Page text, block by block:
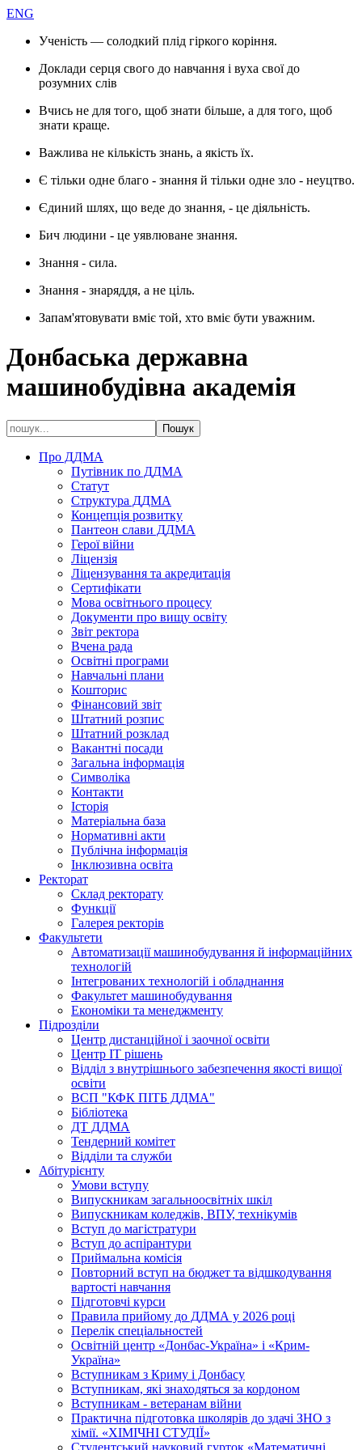
ENG
Ученість — солодкий плід гіркого коріння.
Доклади серця свого до навчання і вуха свої до
розумних слів
Вчись не для того, щоб знати більше, а для того, щоб
знати краще.
Важлива не кількість знань, а якість їх.
Є тільки одне благо - знання й тільки одне зло - неуцтво.
Єдиний шлях, що веде до знання, - це діяльність.
Бич людини - це уявлюване знання.
Знання - сила.
Знання - знаряддя, а не ціль.
Запам'ятовувати вміє той, хто вміє бути уважним.
Донбаська державна
машинобудівна академія
Про ДДМА
Путівник по ДДМА
Статут
Структура ДДМА
Концепція розвитку
Пантеон слави ДДМА
Герої війни
Ліцензія
Ліцензування та акредитація
Сертифікати
Мова освітнього процесу
Документи про вищу освіту
Звіт ректора
Вчена рада
Освітні програми
Навчальні плани
Кошторис
Фінансовий звіт
Штатний розпис
Штатний розклад
Вакантні посади
Загальна інформація
Символіка
Контакти
Історія
Матеріальна база
Нормативні акти
Публічна інформація
Інклюзивна освіта
Ректорат
Склад ректорату
Функції
Галерея ректорів
Факультети
Автоматизації машинобудування й інформаційних
технологій
Інтегрованих технологій і обладнання
Факультет машинобудування
Економіки та менеджменту
Підрозділи
Центр дистанційної і заочної освіти
Центр ІТ рішень
Відділ з внутрішнього забезпечення якості вищої
освіти
ВСП "КФК ПІТБ ДДМА"
Бібліотека
ДТ ДДМА
Тендерний комітет
Відділи та служби
Абітурієнту
Умови вступу
Випускникам загальноосвітніх шкіл
Випускникам коледжів, ВПУ, технікумів
Вступ до магістратури
Вступ до аспірантури
Приймальна комісія
Повторний вступ на бюджет та відшкодування
вартості навчання
Підготовчі курси
Правила прийому до ДДМА у 2026 році
Перелік спеціальностей
Освітній центр «Донбас-Україна» і «Крим-
Україна»
Вступникам з Криму і Донбасу
Вступникам, які знаходяться за кордоном
Вступникам - ветеранам війни
Практична підготовка школярів до здачі ЗНО з
хімії. «ХІМІЧНІ СТУДІЇ»
Студентський науковий гурток «Математичні